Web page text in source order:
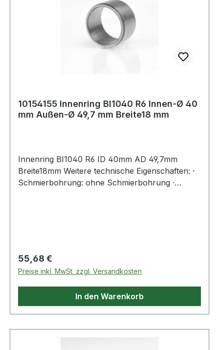
10154155 Innenring BI1040 R6 Innen-Ø 40
mm Außen-Ø 49,7 mm Breite18 mm
Innenring BI1040 R6 ID 40mm AD 49,7mm
Breite18mm Weitere technische Eigenschaften: ·
Schmierbohrung: ohne Schmierbohrung ·
Regulärer Preis:
55,68 €
Preise inkl. MwSt. zzgl. Versandkosten
In den Warenkorb